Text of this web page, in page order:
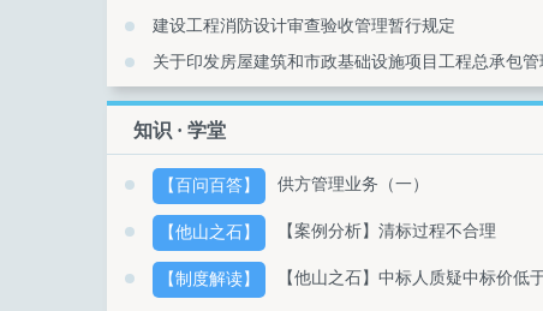
建设工程消防设计审查验收管理暂行规定
关于印发房屋建筑和市政基础设施项目工程总承包
知识 · 学堂
【百问百答】 供方管理业务（一）
【他山之石】 【案例分析】清标过程不合理
【制度解读】 【他山之石】中标人质疑中标价低